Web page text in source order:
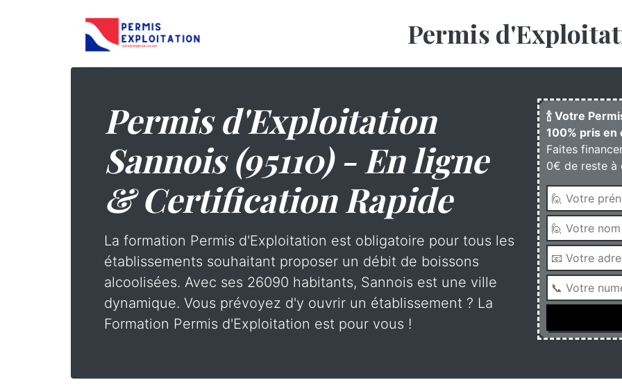
Permis
Permis d'Exploitation
Sannois (95110) - En ligne
& Certification Rapide
La formation Permis d'Exploitation est obligatoire pour tous les
établissements souhaitant proposer un débit de boissons
alcoolisées. Avec ses 26090 habitants, Sannois est une ville
dynamique. Vous prévoyez d'y ouvrir un établissement ? La
Formation Permis d'Exploitation est pour vous !
🍾 Votre
100% pris en
Faites
0€ de reste à